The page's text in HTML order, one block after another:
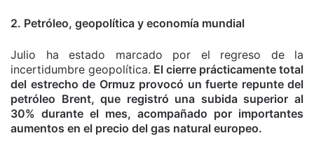
2. Petróleo, geopolítica y economía mundial
Julio ha estado marcado por el regreso de la
incertidumbre geopolítica. El cierre prácticamente total
del estrecho de Ormuz provocó un fuerte repunte del
petróleo Brent, que registró una subida superior al
30% durante el mes, acompañado por importantes
aumentos en el precio del gas natural europeo.